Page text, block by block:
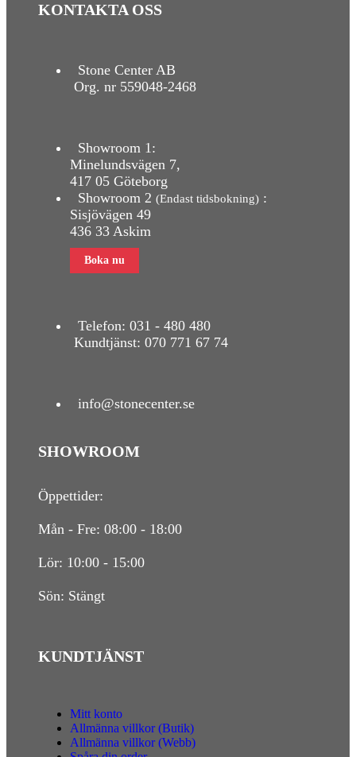
KONTAKTA OSS
Stone Center AB
Org. nr 559048-2468
Showroom 1:
Minelundsvägen 7,
417 05 Göteborg
Showroom 2 (Endast tidsbokning) :
Sisjövägen 49
436 33 Askim
Boka nu
Telefon: 031 - 480 480
Kundtjänst: 070 771 67 74
info@stonecenter.se
SHOWROOM
Öppettider:
Mån - Fre: 08:00 - 18:00
Lör: 10:00 - 15:00
Sön: Stängt
KUNDTJÄNST
Mitt konto
Allmänna villkor (Butik)
Allmänna villkor (Webb)